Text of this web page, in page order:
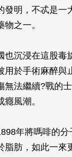
發明，不忒是一
之一。
也沉浸在這股毒
用於手術麻醉與
無法繼續?戰的
風潮。
年將嗎啡的分
脂肪，如此一來